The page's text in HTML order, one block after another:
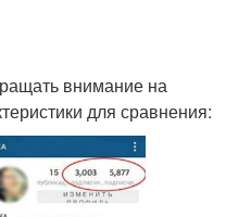
внимание на
для сравнения: